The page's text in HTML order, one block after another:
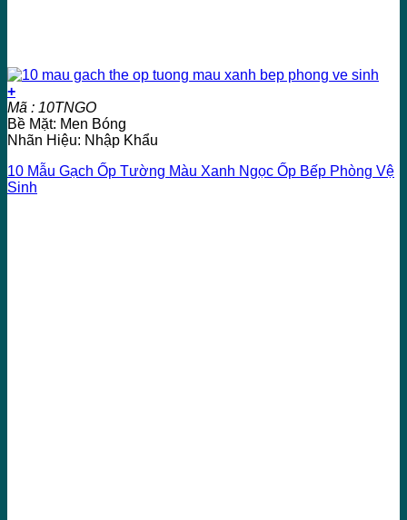
+
Mã : 10TNGO
Bề Mặt: Men Bóng
Nhãn Hiệu: Nhập Khẩu
10 Mẫu Gạch Ốp Tường Màu Xanh Ngọc Ốp Bếp Phòng Vệ
Sinh